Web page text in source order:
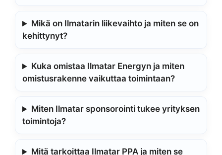
Mikä on Ilmatarin liikevaihto ja miten se on
kehittynyt?
Kuka omistaa Ilmatar Energyn ja miten
omistusrakenne vaikuttaa toimintaan?
Miten Ilmatar sponsorointi tukee yrityksen
toimintoja?
Mitä tarkoittaa Ilmatar PPA ja miten se